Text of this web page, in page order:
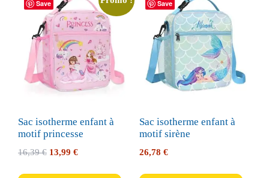
Save
Sac isotherme enfant à
motif princesse
16,39€ Le
13,99 €Le
Save
Sac isotherme enfant à
motif sirène
26,78 €